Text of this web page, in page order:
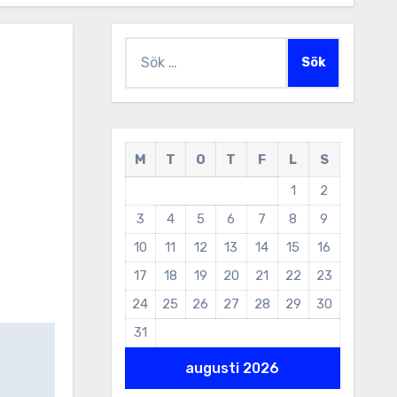
efter:
augusti 2026
M T O T F L
S
1
2
3
4 5 6 7 8
9
10
11 12 13 14 15
16
17
18 19 20 21 22
23
24
25 26 27 28 29
30
31